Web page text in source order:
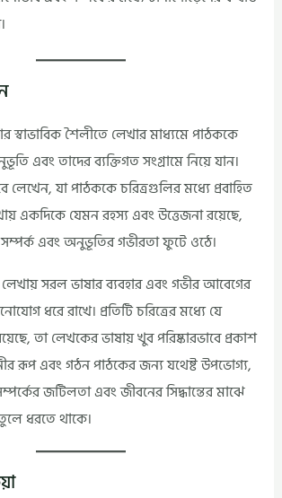
শৈলীতে লেখার মাধ্যমে পাঠককে
এবং তাদের ব্যক্তিগত সংগ্রামে নিয়ে যান।
লেখেন, যা পাঠককে চরিত্রগুলির মধ্যে প্রবাহিত
একদিকে যেমন রহস্য এবং উত্তেজনা রয়েছে,
এবং অনুভূতির গভীরতা ফুটে ওঠে।
সরল ভাষার ব্যবহার এবং গভীর আবেগের
ধরে রাখে। প্রতিটি চরিত্রের মধ্যে যে
তা লেখকের ভাষায় খুব পরিষ্কারভাবে প্রকাশ
রূপ এবং গঠন পাঠকের জন্য যথেষ্ট উপভোগ্য,
জটিলতা এবং জীবনের সিদ্ধান্তের মাঝে
ধরতে থাকে।